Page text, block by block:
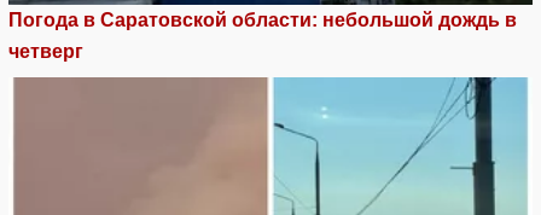
Погода в Саратовской области: небольшой дождь в
четверг